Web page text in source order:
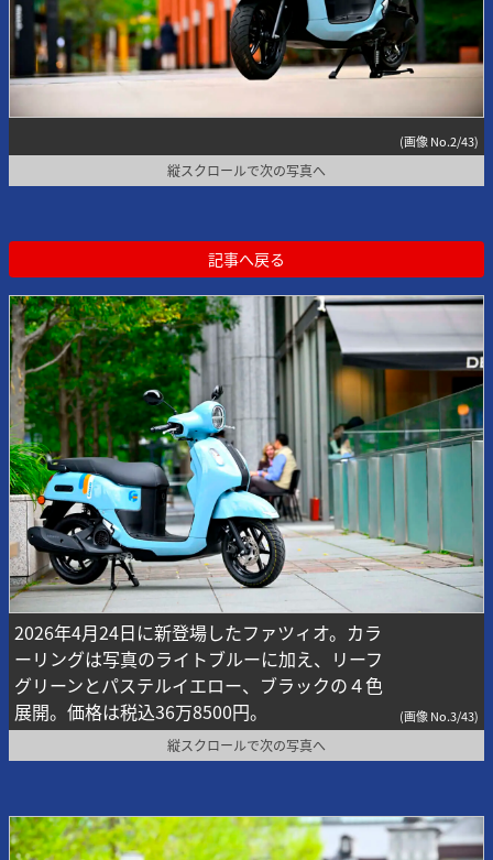
(画像 No.2/43)
縦スクロールで次の写真へ
記事へ戻る
2026年4月24日に新登場したファツィオ。カラ
ーリングは写真のライトブルーに加え、リーフ
グリーンとパステルイエロー、ブラックの４色
展開。価格は税込36万8500円。
(画像 No.3/43)
縦スクロールで次の写真へ